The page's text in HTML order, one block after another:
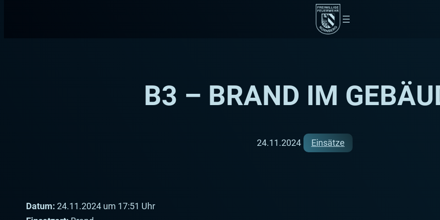
B3 – BRAND IM
24.11.2024 Einsätze
Datum: 24.11.2024 um 17:51 Uhr